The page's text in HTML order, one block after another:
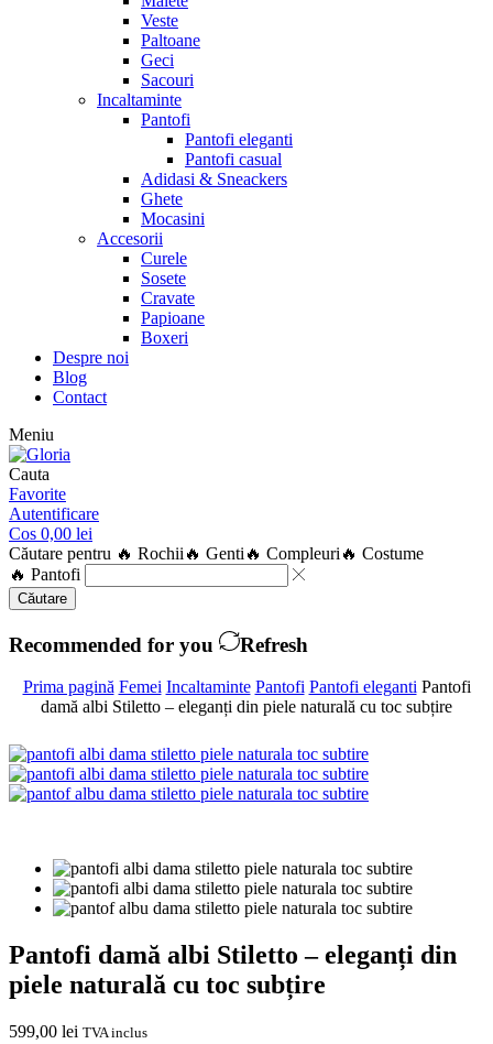
Veste
Paltoane
Geci
Sacouri
Incaltaminte
Pantofi
Pantofi eleganti
Pantofi casual
Adidasi & Sneackers
Ghete
Mocasini
Accesorii
Curele
Sosete
Cravate
Papioane
Boxeri
Despre noi
Blog
Contact
Meniu
Cauta
Favorite
Autentificare
Cos 0,00 lei
Căutare pentru 🔥 Rochii 🔥 Genti 🔥 Compleuri 🔥 Costume
🔥 Pantofi
Căutare
Recommended for you Refresh
Prima pagină Femei Incaltaminte Pantofi Pantofi eleganti Pantofi
damă albi Stiletto – eleganți din piele naturală cu toc subțire
Pantofi damă albi Stiletto – eleganți din
piele naturală cu toc subțire
599,00 lei TVA inclus